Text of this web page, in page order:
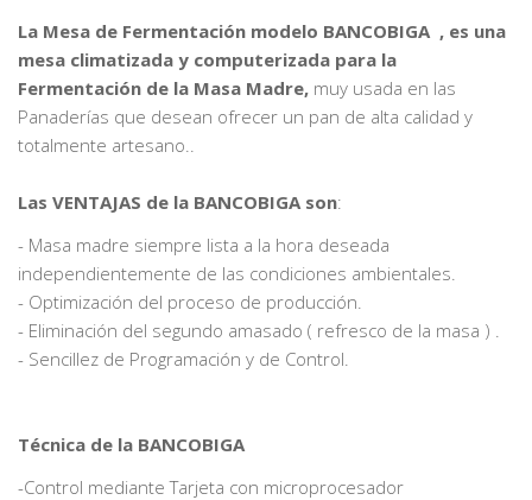
La Mesa de Fermentación modelo BANCOBIGA , es una
mesa climatizada y computerizada para la
Fermentación de la Masa Madre, muy usada en las
Panaderías que desean ofrecer un pan de alta calidad y
totalmente artesano..
Las VENTAJAS de la BANCOBIGA son:
- Masa madre siempre lista a la hora deseada
independientemente de las condiciones ambientales.
- Optimización del proceso de producción.
- Eliminación del segundo amasado ( refresco de la masa ) .
- Sencillez de Programación y de Control.
Técnica de la BANCOBIGA
-Control mediante Tarjeta con microprocesador